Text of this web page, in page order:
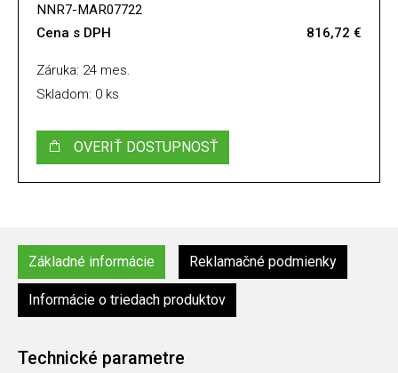
NNR7-MAR07722
Cena s DPH
816,72 €
Záruka: 24 mes.
Skladom: 0 ks
OVERIŤ DOSTUPNOSŤ
Základné informácie Reklamačné podmienky
Informácie o triedach produktov
Technické parametre